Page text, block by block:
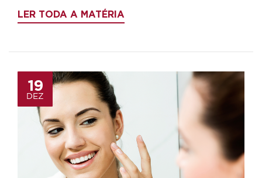
LER TODA A MATÉRIA
19
DEZ